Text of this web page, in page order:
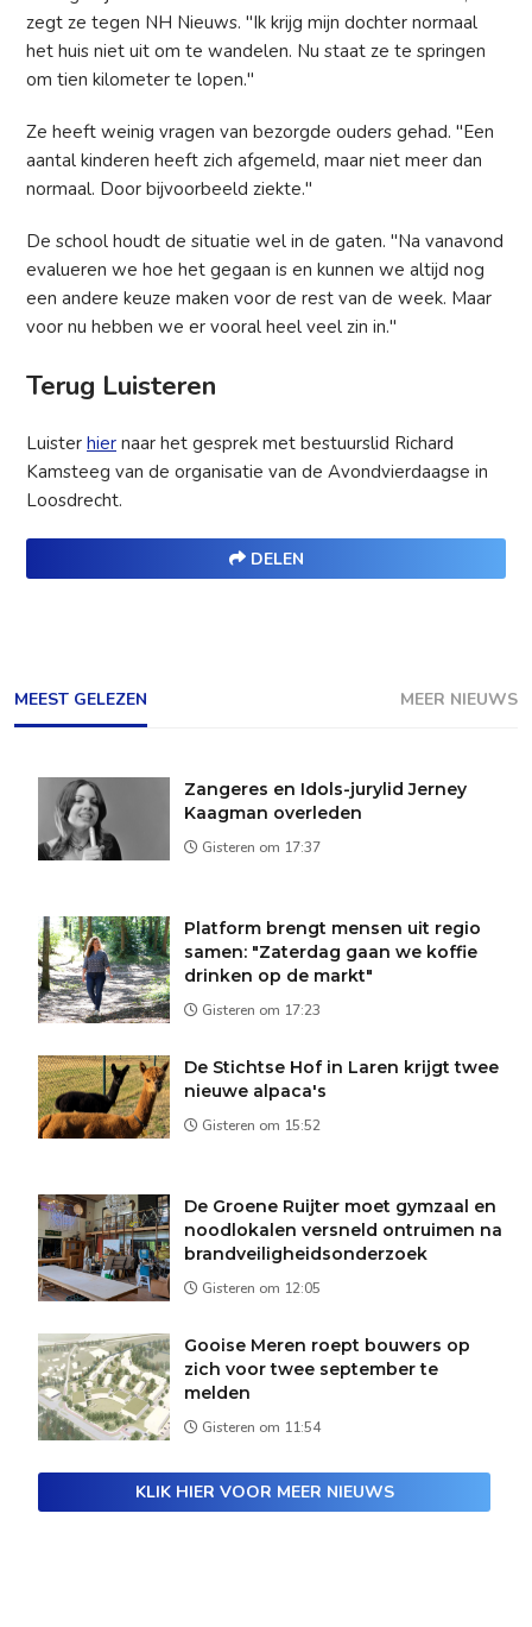
zegt ze tegen NH Nieuws. "Ik krijg mijn dochter normaal
het huis niet uit om te wandelen. Nu staat ze te springen
om tien kilometer te lopen."
Ze heeft weinig vragen van bezorgde ouders gehad. "Een
aantal kinderen heeft zich afgemeld, maar niet meer dan
normaal. Door bijvoorbeeld ziekte."
De school houdt de situatie wel in de gaten. "Na vanavond
evalueren we hoe het gegaan is en kunnen we altijd nog
een andere keuze maken voor de rest van de week. Maar
voor nu hebben we er vooral heel veel zin in."
Terug Luisteren
Luister hier naar het gesprek met bestuurslid Richard
Kamsteeg van de organisatie van de Avondvierdaagse in
Loosdrecht.
DELEN
MEEST GELEZEN MEER NIEUWS
Zangeres en Idols-jurylid Jerney
Kaagman overleden
Gisteren om 17:37
Platform brengt mensen uit regio
samen: "Zaterdag gaan we koffie
drinken op de markt"
Gisteren om 17:23
De Stichtse Hof in Laren krijgt twee
nieuwe alpaca's
Gisteren om 15:52
De Groene Ruijter moet gymzaal en
noodlokalen versneld ontruimen na
brandveiligheidsonderzoek
Gisteren om 12:05
Gooise Meren roept bouwers op
zich voor twee september te
melden
Gisteren om 11:54
KLIK HIER VOOR MEER NIEUWS